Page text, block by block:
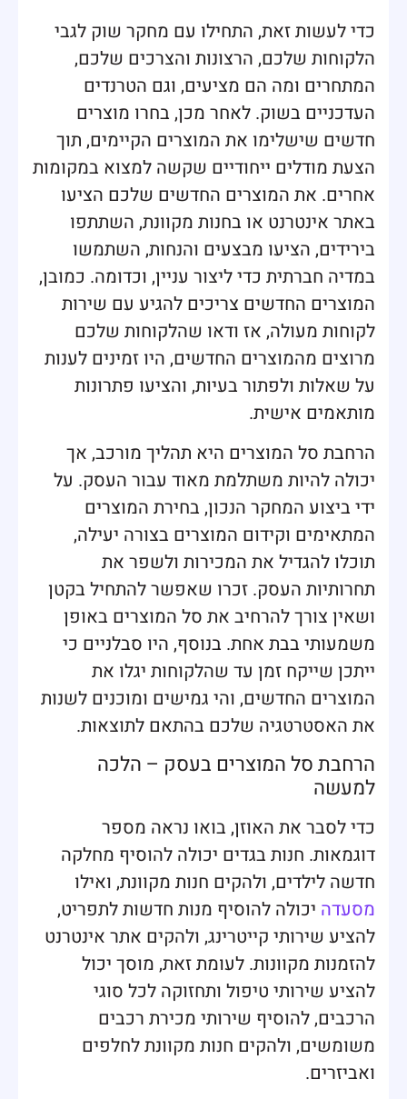
כדי לעשות זאת, התחילו עם מחקר שוק לגבי
הלקוחות שלכם, הרצונות והצרכים שלכם,
המתחרים ומה הם מציעים, וגם הטרנדים
העדכניים בשוק. לאחר מכן, בחרו מוצרים
חדשים שישלימו את המוצרים הקיימים, תוך
הצעת מודלים ייחודיים שקשה למצוא במקומות
אחרים. את המוצרים החדשים שלכם הציעו
באתר אינטרנט או בחנות מקוונת, השתתפו
בירידים, הציעו מבצעים והנחות, השתמשו
במדיה חברתית כדי ליצור עניין, וכדומה. כמובן,
המוצרים החדשים צריכים להגיע עם שירות
לקוחות מעולה, אז ודאו שהלקוחות שלכם
מרוצים מהמוצרים החדשים, היו זמינים לענות
על שאלות ולפתור בעיות, והציעו פתרונות
מותאמים אישית.
הרחבת סל המוצרים היא תהליך מורכב, אך
יכולה להיות משתלמת מאוד עבור העסק. על
ידי ביצוע המחקר הנכון, בחירת המוצרים
המתאימים וקידום המוצרים בצורה יעילה,
תוכלו להגדיל את המכירות ולשפר את
תחרותיות העסק. זכרו שאפשר להתחיל בקטן
ושאין צורך להרחיב את סל המוצרים באופן
משמעותי בבת אחת. בנוסף, היו סבלניים כי
ייתכן שייקח זמן עד שהלקוחות יגלו את
המוצרים החדשים, והי גמישים ומוכנים לשנות
את האסטרטגיה שלכם בהתאם לתוצאות.
הרחבת סל המוצרים בעסק – הלכה
למעשה
כדי לסבר את האוזן, בואו נראה מספר
דוגמאות. חנות בגדים יכולה להוסיף מחלקה
חדשה לילדים, ולהקים חנות מקוונת, ואילו
מסעדה יכולה להוסיף מנות חדשות לתפריט,
להציע שירותי קייטרינג, ולהקים אתר אינטרנט
להזמנות מקוונות. לעומת זאת, מוסך יכול
להציע שירותי טיפול ותחזוקה לכל סוגי
הרכבים, להוסיף שירותי מכירת רכבים
משומשים, ולהקים חנות מקוונת לחלפים
ואביזרים.